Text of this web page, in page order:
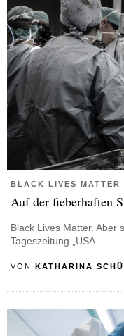
BLACK LIVES MATTER
Auf der fieberhaften
Black Lives Matter. Aber
Tageszeitung „USA…
VON KATHARINA